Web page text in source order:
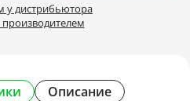
у дистрибьютора
производителем
Описание